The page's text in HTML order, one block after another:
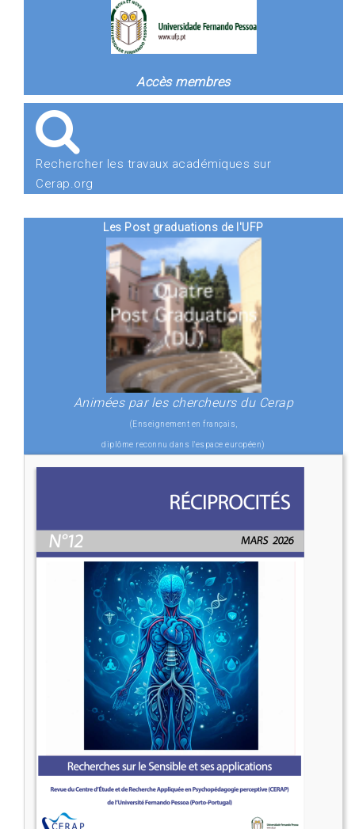
Accès membres
Rechercher les travaux académiques sur
Cerap.org
Les Post graduations de l'UFP
Animées par les chercheurs du Cerap
(Enseignement en français,
diplôme reconnu dans l'espace européen)